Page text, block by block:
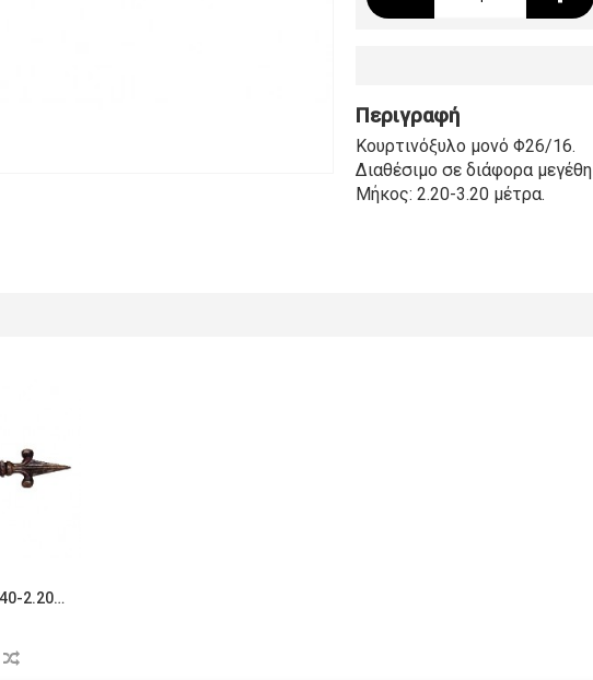
Περιγραφή
Κουρτινόξυλο μονό Φ26/16.
Διαθέσιμο σε διάφορα μεγέθη
Μήκος: 2.20-3.20 μέτρα.
ΚΟΥΡΤΙΝΌΞΥΛΟ 1.40-2.20M ΜΟΝΌ C22433